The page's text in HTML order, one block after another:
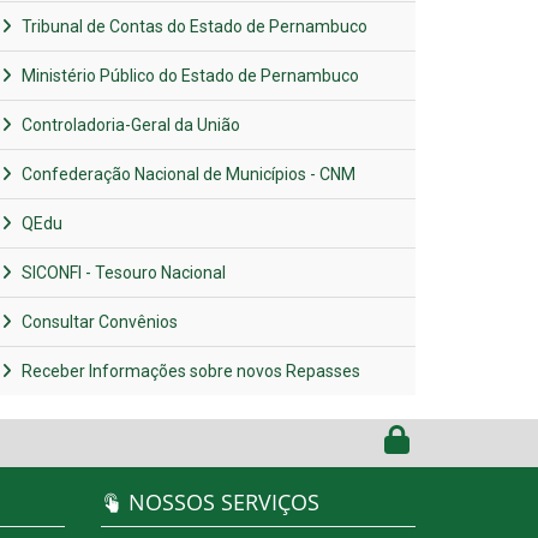
Tribunal de Contas do Estado de Pernambuco
Ministério Público do Estado de Pernambuco
Controladoria-Geral da União
Confederação Nacional de Municípios - CNM
QEdu
SICONFI - Tesouro Nacional
Consultar Convênios
Receber Informações sobre novos Repasses
NOSSOS SERVIÇOS